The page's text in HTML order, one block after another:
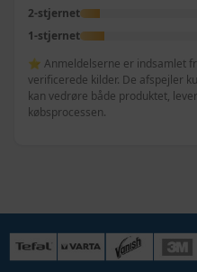
2-stjernet
1-stjernet
⭐ Anmeldelserne er indsamlet
verificerede kilder. De afspejler
kan vedrøre både produktet,
købsprocessen.